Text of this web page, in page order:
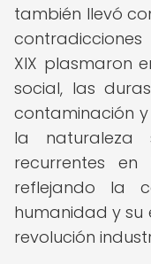
también llevó
XIX plasmaron
social, las
contaminación
la naturaleza
recurrentes
reflejando la
humanidad y
revolución